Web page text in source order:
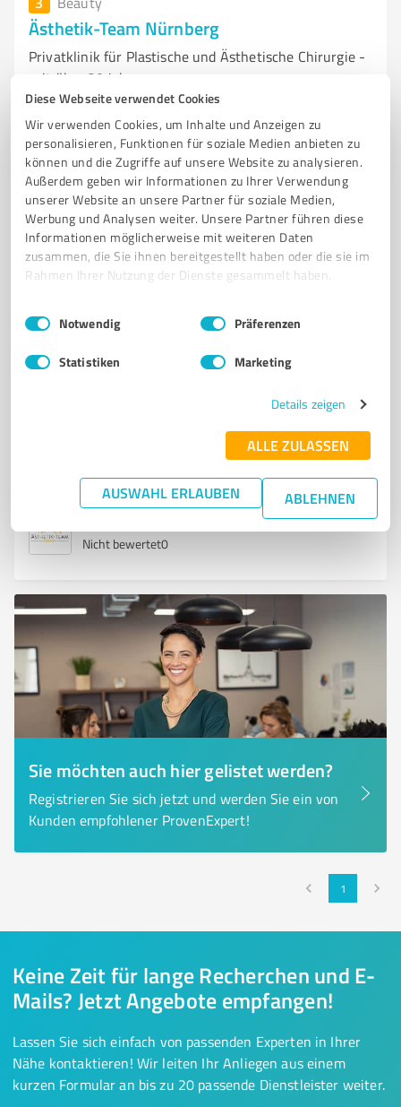
Diese Webseite verwendet Cookies
Wir verwenden Cookies, um Inhalte und Anzeigen zu
personalisieren, Funktionen für soziale Medien anbieten zu
können und die Zugriffe auf unsere Website zu analysieren.
Außerdem geben wir Informationen zu Ihrer Verwendung
unserer Website an unsere Partner für soziale Medien,
Werbung und Analysen weiter. Unsere Partner führen diese
Informationen möglicherweise mit weiteren Daten
zusammen, die Sie ihnen bereitgestellt haben oder die sie im
Rahmen Ihrer Nutzung der Dienste gesammelt haben.
Impressum Datenschutzbestimmungen
Einwilligungsauswahl
Notwendig Präferenzen
Statistiken Marketing
Details zeigen
ALLE ZULASSEN
AUSWAHL ERLAUBEN ABLEHNEN
Ästhetik-Team Nürnberg
Privatklinik für Plastische und Ästhetische Chirurgie -
seit über 20 Jahren
SCHÖNHEITSCHIRURGIE
ÄSTHETISCHE CHIRURGIE PLASTISCHE CHIRURGIE AUSSEHEN
BEAUTY BRUSTVERGRÖSSERUNG BRUSTVERKLEINERUNG
BRUSTSTRAFFUNG FETTABSAUGUNG BAUCHSTRAFFUNG
LIDKORREKTUR OHRENKORREKTUR SCHWEISSDRÜSENABSAUGUNG
FALTENBEHANDLUNG FALTENUNTERSPRITZUNG
NASENKORREKTUR OBERSCHENKELSTRAFFUNG
SCHÖNHEITSPERATIONEN
Nicht bewertet0
Sie möchten auch hier gelistet werden?
Registrieren Sie sich jetzt und werden Sie ein von
Kunden empfohlener ProvenExpert!
1
Keine Zeit für lange Recherchen und E-
Mails? Jetzt Angebote empfangen!
Lassen Sie sich einfach von passenden Experten in Ihrer
Nähe kontaktieren! Wir leiten Ihr Anliegen aus einem
kurzen Formular an bis zu 20 passende Dienstleister weiter.